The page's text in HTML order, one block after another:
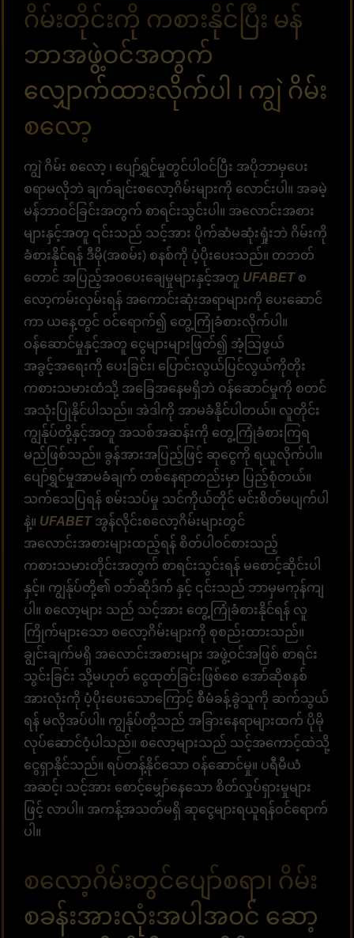
ဂိမ်းတိုင်းကို ကစားနိုင်ပြီး မန်
ဘာအဖွဲ့ဝင်အတွက်
လျှောက်ထားလိုက်ပါ ၊ ကျွဲ ဂိမ်း
စလော့
ကျွဲ ဂိမ်း စလော့ ၊ ပျော်ရွှင်မှုတွင်ပါဝင်ပြီး အပိုဘာမှပေး
စရာမလိုဘဲ ချက်ချင်းစလော့ဂိမ်းများကို လောင်းပါ။ အခမဲ့
မန်ဘာဝင်ခြင်းအတွက် စာရင်းသွင်းပါ။ အလောင်းအစား
များနှင့်အတူ ၎င်းသည် သင့်အား ပိုက်ဆံမဆုံးရှုံးဘဲ ဂိမ်းကို
ခံစားနိုင်ရန် ဒီမို(အစမ်း) စနစ်ကို ပံ့ပိုးပေးသည်။ တဘတ်
တောင် အပြည့်အဝပေးချေမှုများနှင့်အတူ UFABETစ
လော့ကမ်းလှမ်းရန် အကောင်းဆုံးအရာများကို ပေးဆောင်
ကာ ယနေ့တွင် ဝင်ရောက်၍ တွေ့ကြုံခံစားလိုက်ပါ။
ဝန်ဆောင်မှုနှင့်အတူ ငွေများများဖြတ်၍ အံ့သြဖွယ်
အခွင့်အရေးကို ပေးခြင်း၊ ပြောင်းလွယ်ပြင်လွယ်ကိုတိုး
ကစားသမားထံသို့ အခြေအနေမရှိဘဲ ဝန်ဆောင်မှုကို စတင်
အသုံးပြုနိုင်ပါသည်။ အဲဒါကို အာမခံနိုင်ပါတယ်။ လူတိုင်း
ကျွန်ုပ်တို့နှင့်အတူ အသစ်အဆန်းကို တွေ့ကြုံခံစားကြရ
မည်ဖြစ်သည်။ ခွန်အားအပြည့်ဖြင့် ဆုငွေကို ရယူလိုက်ပါ။
ပျော်ရွှင်မှုအာမခံချက် တစ်နေရာတည်းမှာ ပြည့်စုံတယ်။
သက်သေပြရန် စမ်းသပ်မှု သင်ကိုယ်တိုင် မင်းစိတ်မပျက်ပါ
နဲ့။ UFABETအွန်လိုင်းစလော့ဂိမ်းများတွင်
အလောင်းအစားများထည့်ရန် စိတ်ပါဝင်စားသည့်
ကစားသမားတိုင်းအတွက် စာရင်းသွင်းရန် မစောင့်ဆိုင်းပါ
နှင့်။ ကျွန်ုပ်တို့၏ ဝဘ်ဆိုဒ်က် နှင့် ၎င်းသည် ဘာမှမကုန်ကျ
ပါ။ စလော့များ သည် သင့်အား တွေ့ကြုံခံစားနိုင်ရန် လူ
ကြိုက်များသော စလော့ဂိမ်းများကို စုစည်းထားသည်။
ချွင်းချက်မရှိ အလောင်းအစားများ အဖွဲ့ဝင်အဖြစ် စာရင်း
သွင်းခြင်း သို့မဟုတ် ငွေထုတ်ခြင်းဖြစ်စေ အော်ဆိုစနစ်
အားလုံးကို ပံ့ပိုးပေးသောကြောင့် စီမံခန့်ခွဲသူကို ဆက်သွယ်
ရန် မလိုအပ်ပါ။ ကျွန်ုပ်တို့သည် အခြားနေရာများထက် ပိုမို
လုပ်ဆောင်ဝံ့ပါသည်။ စလော့များသည် သင့်အကောင့်ထဲသို့
ငွေရှာနိုင်သည်။ ရပ်တန့်နိုင်သော ဝန်ဆောင်မှု။ ပရီမီယံ
အဆင့်၊ သင့်အား စောင့်မျှော်နေသော စိတ်လှုပ်ရှားမှုများ
ဖြင့် လာပါ။ အကန့်အသတ်မရှိ ဆုငွေများရယူရန်ဝင်ရောက်
ပါ။
စလော့ဂိမ်းတွင်ပျော်စရာ၊ ဂိမ်း
စခန်းအားလုံးအပါအဝင် ဆော့